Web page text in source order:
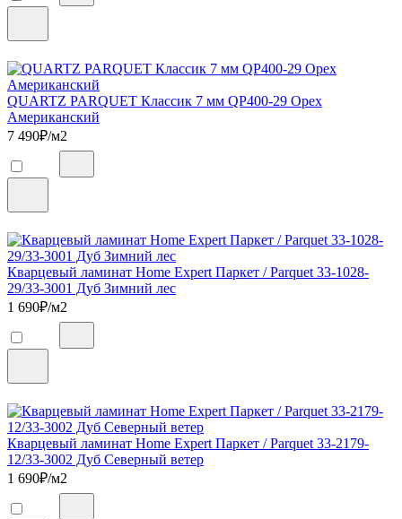
QUARTZ PARQUET Классик 7 мм QP400-29 Орех
Американский
7 490₽/м2
Кварцевый ламинат Home Expert Паркет / Parquet 33-1028-
29/33-3001 Дуб Зимний лес
1 690₽/м2
Кварцевый ламинат Home Expert Паркет / Parquet 33-2179-
12/33-3002 Дуб Северный ветер
1 690₽/м2